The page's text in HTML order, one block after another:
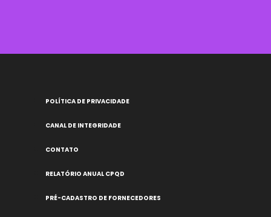
POLÍTICA DE PRIVACIDADE
CANAL DE INTEGRIDADE
CONTATO
RELATÓRIO ANUAL CPQD
PRÉ-CADASTRO DE FORNECEDORES